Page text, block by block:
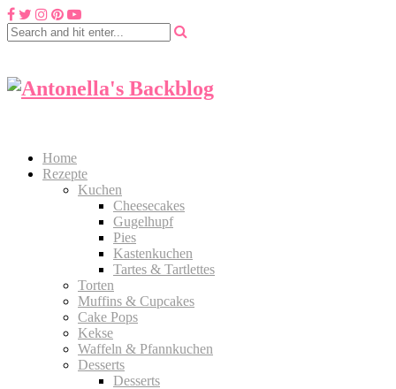
Home
Rezepte
Kuchen
Cheesecakes
Gugelhupf
Pies
Kastenkuchen
Tartes & Tartlettes
Torten
Muffins & Cupcakes
Cake Pops
Kekse
Waffeln & Pfannkuchen
Desserts
Desserts